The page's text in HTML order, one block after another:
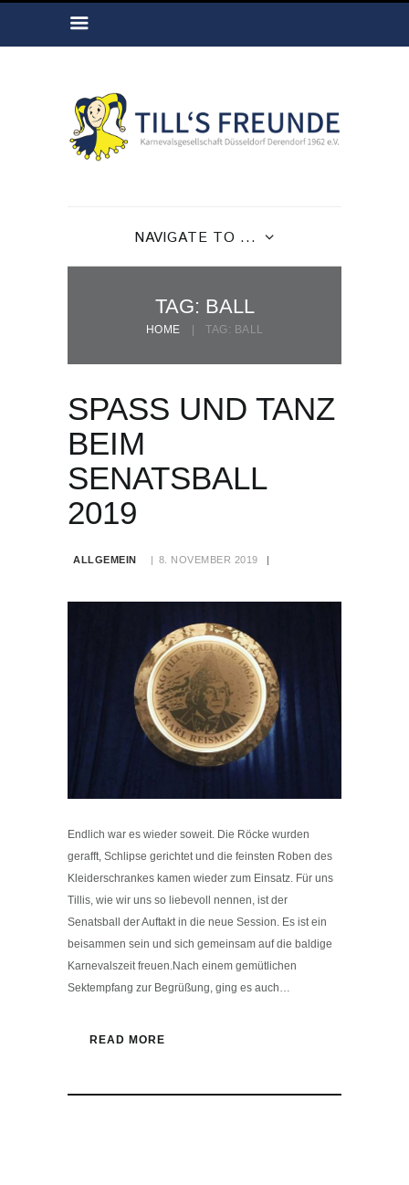
NAVIGATE TO ...
TAG: BALL
HOME TAG: BALL
SPASS UND TANZ B
EIM S
ENATSBALL 2
019
ALLGEMEIN 8. NOVEMBER 2019
Endlich war es wieder soweit. Die Röcke wurden
gerafft, Schlipse gerichtet und die feinsten Roben des
Kleiderschrankes kamen wieder zum Einsatz. Für uns
Tillis, wie wir uns so liebevoll nennen, ist der
Senatsball der Auftakt in die neue Session. Es ist ein
beisammen sein und sich gemeinsam auf die baldige
Karnevalszeit freuen.Nach einem gemütlichen
Sektempfang zur Begrüßung, ging es auch…
READ MORE